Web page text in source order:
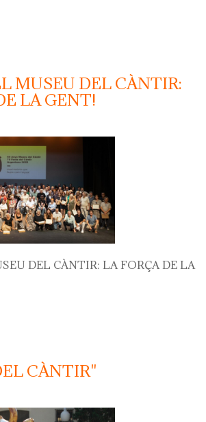
hola ceràmica! 2026
MUSEU DEL CÀNTIR:
LA GENT!
DEL CÀNTIR: LA FORÇA DE LA
50 anys del museu del càntir: la
la gent!
CÀNTIR"